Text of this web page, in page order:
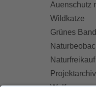
Auenschutz
Wildkatze
Grünes Band
Naturfreikauf
Projektarchiv